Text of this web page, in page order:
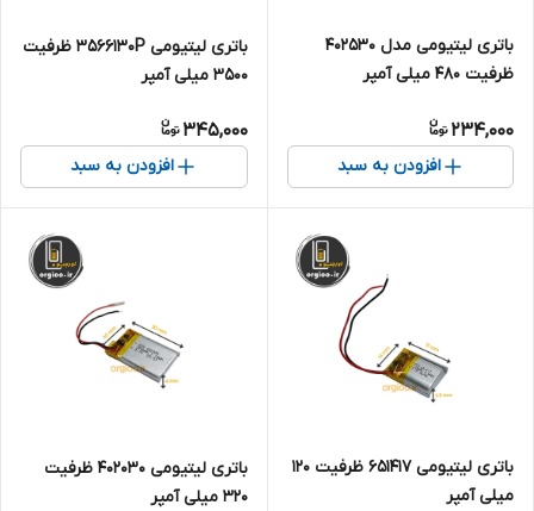
باتری لیتیومی مدل 402530
ظرفیت 480 میلی آمپر
234,000
افزودن به سبد
باتری لیتیومی 3566130P ظرفیت
3500 میلی آمپر
345,000
افزودن به سبد
باتری لیتیومی 651417 ظرفیت 120
میلی آمپر
باتری لیتیومی 402030 ظرفیت
320 میلی آمپر